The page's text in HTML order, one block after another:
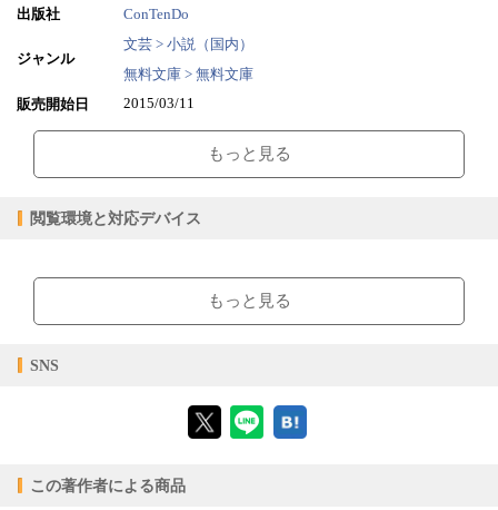
出版社
ConTenDo
ジャンル
文芸 > 小説（国内）
無料文庫 > 無料文庫
販売開始日
2015/03/11
ファイルサイズ 1.32MB
もっと見る
閲覧環境と対応デバイス
ブラウザビューア・PC版ConTenDoビューア・モバイルビューア
【対応デバイス】
【PC版ConTenDoビューア】
もっと見る
SNS
この著作者による商品